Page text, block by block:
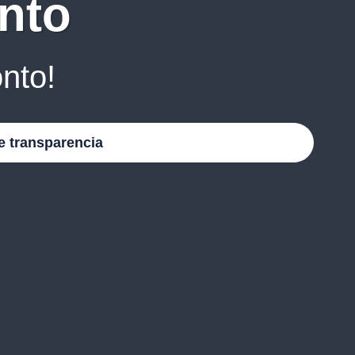
transparencia